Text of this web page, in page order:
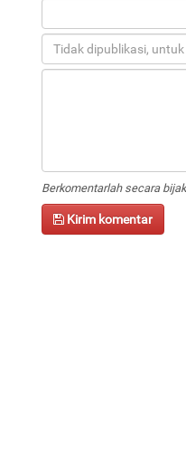
Berkomentarlah secara bijak
Kirim komentar